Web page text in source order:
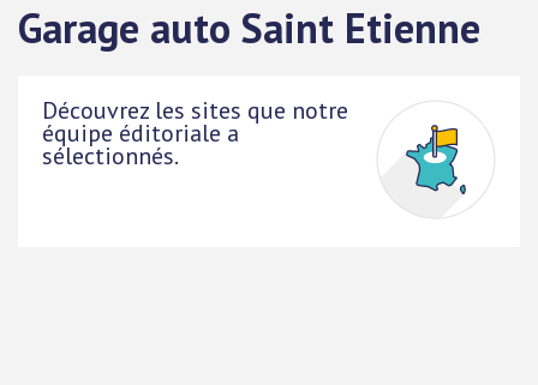
Garage auto Saint Etienne
Découvrez les sites que notre
équipe éditoriale a
sélectionnés.